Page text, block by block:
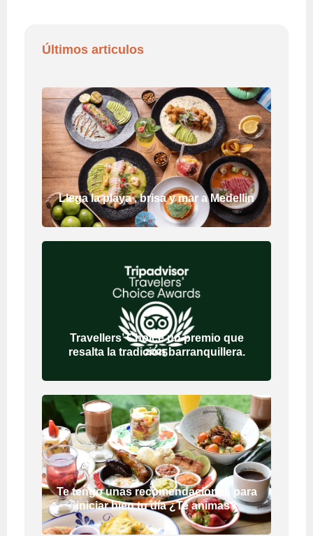
Últimos articulos
Llega la playa , brisa y mar a Medellin
Travellers’ Choice un premio que
resalta la tradición barranquillera.
Te tengo unas recomendaciones para
iniciar bien tu día ¿Te animas?